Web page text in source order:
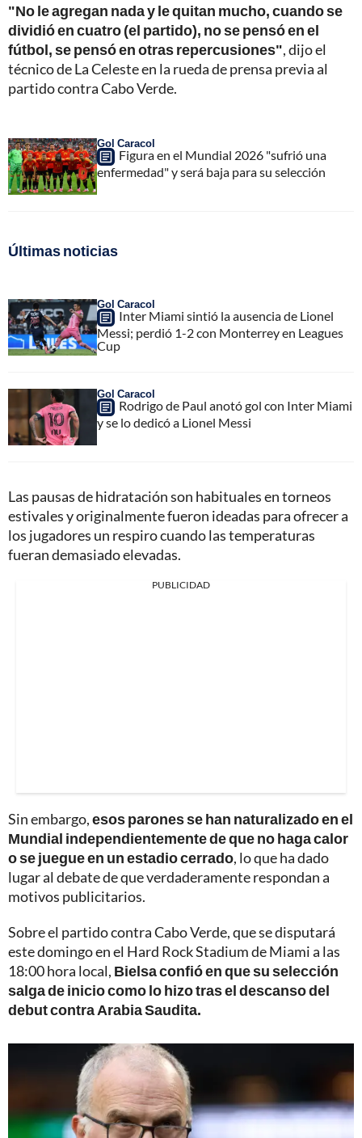
"No le agregan nada y le quitan mucho, cuando se
dividió en cuatro (el partido), no se pensó en el
fútbol, se pensó en otras repercusiones", dijo el
técnico de La Celeste en la rueda de prensa previa al
partido contra Cabo Verde.
Gol Caracol
Figura en el Mundial 2026 "sufrió una
enfermedad" y será baja para su selección
Últimas noticias
Gol Caracol
Inter Miami sintió la ausencia de Lionel
Messi; perdió 1-2 con Monterrey en Leagues
Cup
Gol Caracol
Rodrigo de Paul anotó gol con Inter Miami
y se lo dedicó a Lionel Messi
Las pausas de hidratación son habituales en torneos
estivales y originalmente fueron ideadas para ofrecer a
los jugadores un respiro cuando las temperaturas
fueran demasiado elevadas.
PUBLICIDAD
Sin embargo,esos parones se han naturalizado en el
Mundial independientemente de que no haga calor
o se juegue en un estadio cerrado, lo que ha dado
lugar al debate de que verdaderamente respondan a
motivos publicitarios.
Sobre el partido contra Cabo Verde, que se disputará
este domingo en el Hard Rock Stadium de Miami a las
18:00 hora local, Bielsa confió en que su selección
salga de inicio como lo hizo tras el descanso del
debut contra Arabia Saudita.